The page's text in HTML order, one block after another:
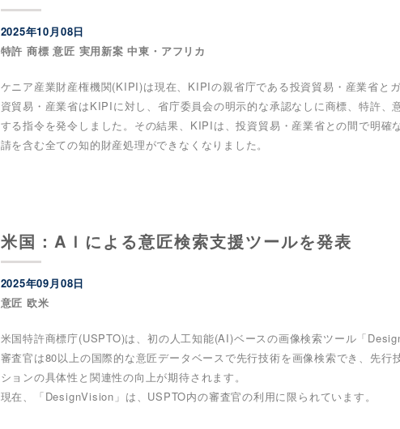
2025年10月08日
特許 商標 意匠 実用新案 中東・アフリカ
ケニア産業財産権機関(KIPI)は現在、KIPIの親省庁である投資貿易・産業省と
資貿易・産業省はKIPIに対し、省庁委員会の明示的な承認なしに商標、特許
する指令を発令しました。その結果、KIPIは、投資貿易・産業省との間で明確
請を含む全ての知的財産処理ができなくなりました。
米国：AＩによる意匠検索支援ツールを発表
2025年09月08日
意匠 欧米
米国特許商標庁(USPTO)は、初の人工知能(AI)ベースの画像検索ツール「
審査官は80以上の国際的な意匠データベースで先行技術を画像検索でき、先
ションの具体性と関連性の向上が期待されます。
現在、「DesignVision」は、USPTO内の審査官の利用に限られています。